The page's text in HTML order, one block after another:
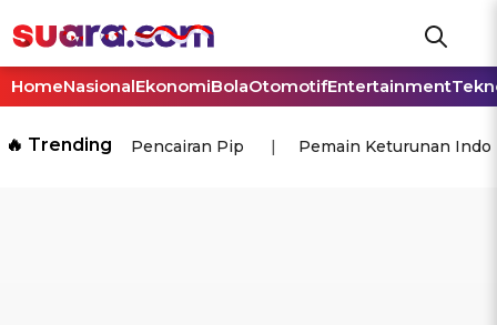
HomeNasionalEkonomiBolaOtomotifEntertainment
🔥 Trending Pencairan Pip Pemain Keturunan